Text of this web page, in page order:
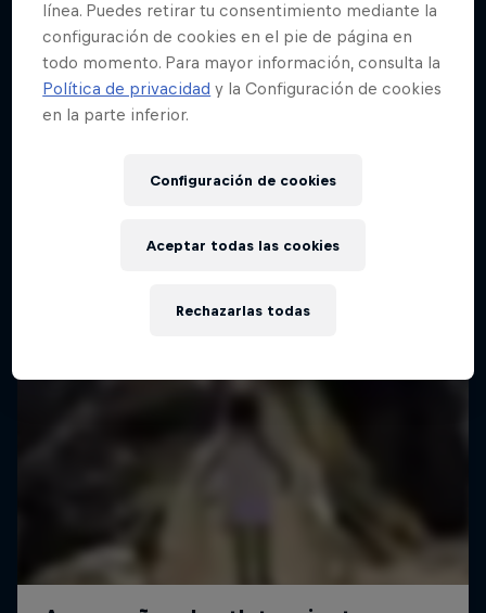
línea. Puedes retirar tu consentimiento mediante la
configuración de cookies en el pie de página en
todo momento. Para mayor información, consulta la
Política de privacidad y la Configuración de cookies
en la parte inferior.
Configuración de cookies
Rechazarlas todas
Aceptar todas las cookies